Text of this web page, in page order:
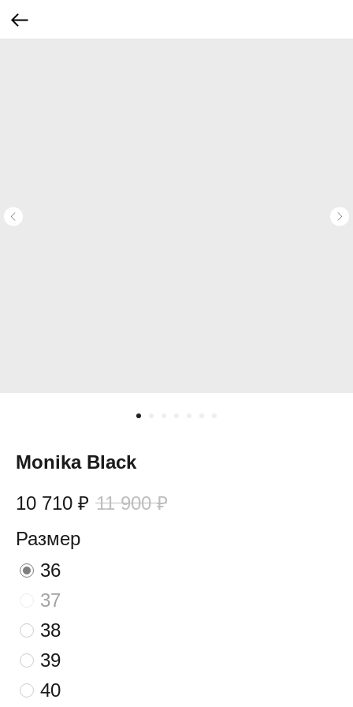
Monika Black
10 710 ₽ 11 900 ₽
Размер
36
37
38
39
40